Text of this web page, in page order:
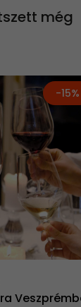
még
-15%